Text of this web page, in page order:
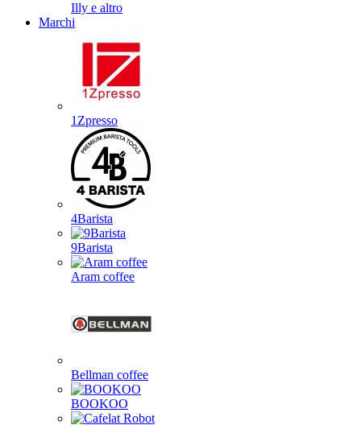
Illy e altro
Marchi
1Zpresso
4Barista
9Barista
Aram coffee
Bellman coffee
BOOKOO